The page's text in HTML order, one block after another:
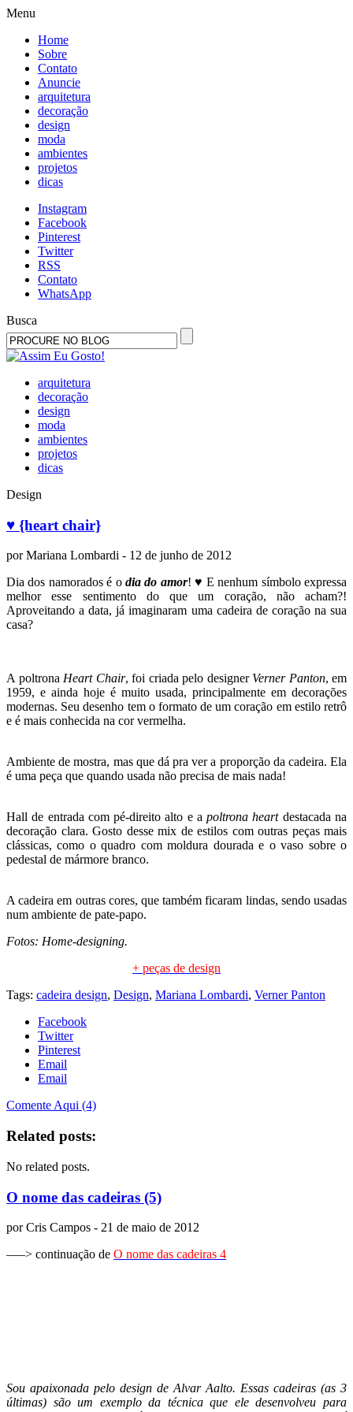
Menu
Home
Sobre
Contato
Anuncie
arquitetura
decoração
design
moda
ambientes
projetos
dicas
Instagram
Facebook
Pinterest
Twitter
RSS
Contato
WhatsApp
Busca
arquitetura
decoração
design
moda
ambientes
projetos
dicas
Design
♥ {heart chair}
porMariana Lombardi - 12 de junho de 2012
Dia dos namorados é o dia do amor! ♥ E nenhum símbolo expressa
melhor esse sentimento do que um coração, não acham?!
Aproveitando a data, já imaginaram uma cadeira de coração na sua
casa?
A poltrona Heart Chair, foi criada pelo designer Verner Panton, em
1959, e ainda hoje é muito usada, principalmente em decorações
modernas. Seu desenho tem o formato de um coração em estilo retrô
e é mais conhecida na cor vermelha.
Ambiente de mostra, mas que dá pra ver a proporção da cadeira. Ela
é uma peça que quando usada não precisa de mais nada!
Hall de entrada com pé-direito alto e apoltrona heartdestacada na
decoração clara. Gosto desse mix de estilos com outras peças mais
clássicas, como o quadro com moldura dourada e o vaso sobre o
pedestal de mármore branco.
A cadeira em outras cores, que também ficaram lindas, sendo usadas
num ambiente de pate-papo.
Fotos: Home-designing.
+ peças de design
Tags: cadeira design, Design, Mariana Lombardi, Verner Panton
Facebook
Twitter
Pinterest
Email
Email
Comente Aqui (4)
Related posts:
No related posts.
O nome das cadeiras (5)
porCris Campos - 21 de maio de 2012
—–> continuação de O nome das cadeiras 4
Sou apaixonada pelo design de Alvar Aalto. Essas cadeiras (as 3
últimas) são um exemplo da técnica que ele desenvolveu para